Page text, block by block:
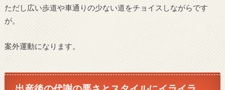
ただし広い歩道や車通りの少ない道をチョイスしながらです
が。
案外運動になります。